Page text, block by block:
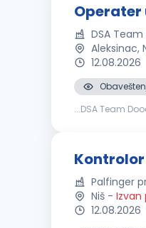
DSA Team
Aleksinac,
12.08.2026
...DSA Team
Palfinger
Niš - Izvan
12.08.2026